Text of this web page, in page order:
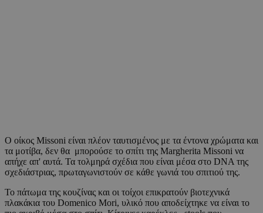
Ο οίκος Missoni είναι πλέον ταυτισμένος με τα έντονα χρώματα και
τα μοτίβα, δεν θα μπορούσε το σπίτι της Margherita Missoni να
απήχε απ' αυτά. Τα τολμηρά σχέδια που είναι μέσα στο DNA της
σχεδιάστριας, πρωταγωνιστούν σε κάθε γωνιά του σπιτιού της.
Το πάτωμα της κουζίνας και οι τοίχοι επικρατούν βιοτεχνικά
πλακάκια του Domenico Mori, υλικό που αποδείχτηκε να είναι το